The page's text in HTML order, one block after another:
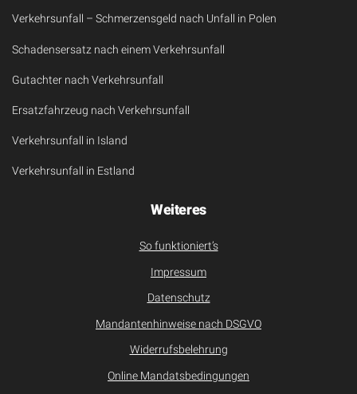
Verkehrsunfall – Schmerzensgeld nach Unfall in Polen
Schadensersatz nach einem Verkehrsunfall
Gutachter nach Verkehrsunfall
Ersatzfahrzeug nach Verkehrsunfall
Verkehrsunfall in Island
Verkehrsunfall in Estland
Weiteres
So funktioniert’s
Impressum
Datenschutz
Mandantenhinweise nach DSGVO
Widerrufsbelehrung
Online Mandatsbedingungen